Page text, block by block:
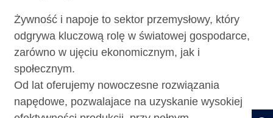
Żywność i napoje to sektor przemysłowy, który
odgrywa kluczową rolę w światowej gospodarce,
zarówno w ujęciu ekonomicznym, jak i
społecznym.
Od lat oferujemy nowoczesne rozwiązania
napędowe, pozwalajace na uzyskanie wysokiej